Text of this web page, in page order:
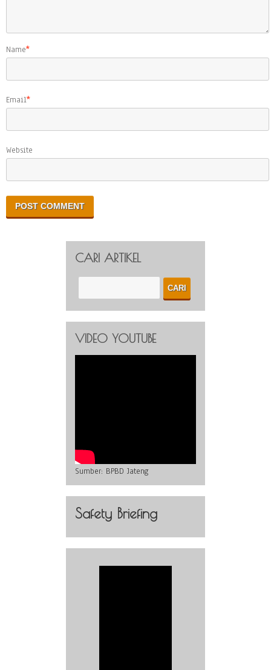
Name*
Email*
Website
CARI ARTIKEL
VIDEO YOUTUBE
Sumber: BPBD Jateng
Safety Briefing